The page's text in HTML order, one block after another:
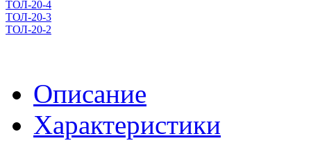
ТОЛ-20-4
ТОЛ-20-3
ТОЛ-20-2
Описание
Характеристики